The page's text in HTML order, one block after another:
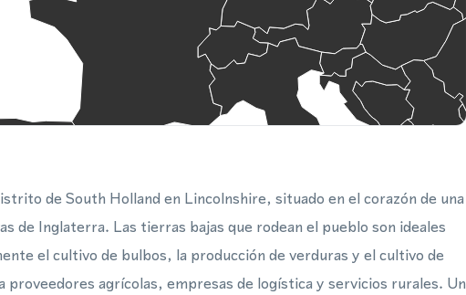
de South Holland en Lincolnshire, situado en el corazón de una
de Inglaterra. Las tierras bajas que rodean el pueblo son ideales
el cultivo de bulbos, la producción de verduras y el cultivo de
agrícolas, empresas de logística y servicios rurales. Un